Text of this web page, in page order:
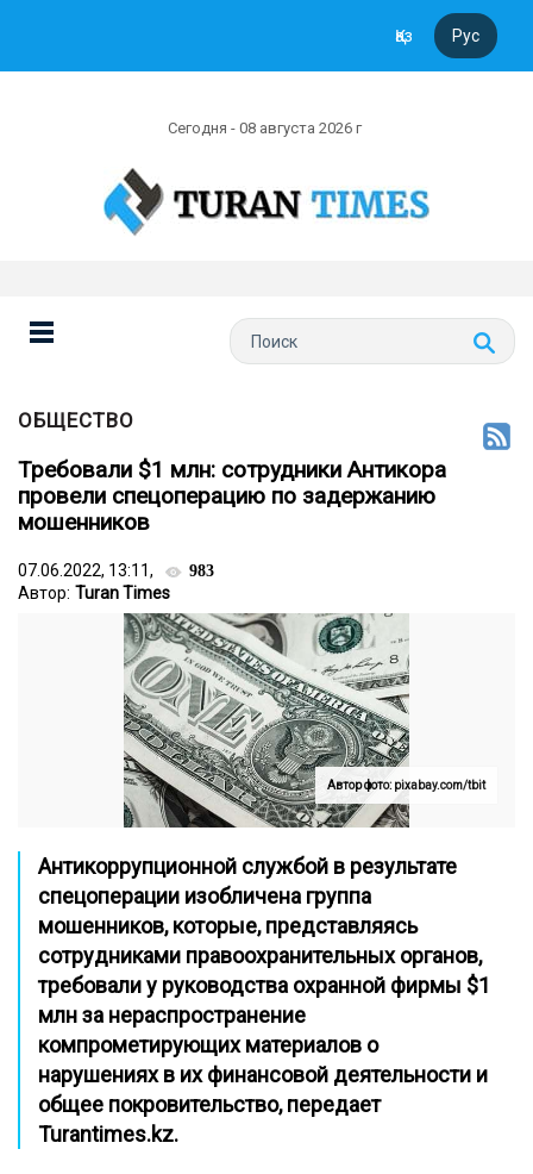
Қаз Рус
Сегодня - 08 августа 2026 г
ОБЩЕСТВО
Требовали $1 млн: сотрудники Антикора
провели спецоперацию по задержанию
мошенников
07.06.2022, 13:11, 983
Автор: Turan Times
Автор фото: pixabay.com/tbit
Антикоррупционной службой в результате
спецоперации изобличена группа
мошенников, которые, представляясь
сотрудниками правоохранительных органов,
требовали у руководства охранной фирмы $1
млн за нераспространение
компрометирующих материалов о
нарушениях в их финансовой деятельности и
общее покровительство, передает
Turantimes.kz.